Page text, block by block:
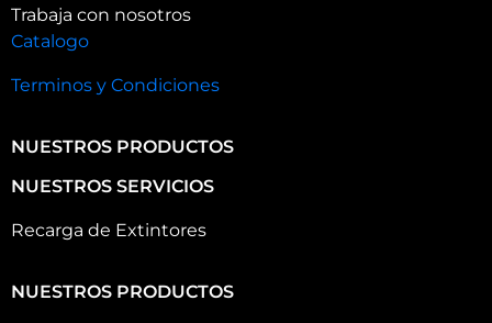
Trabaja con nosotros
Catalogo
Terminos y Condiciones
NUESTROS PRODUCTOS
NUESTROS SERVICIOS
Recarga de Extintores
NUESTROS PRODUCTOS